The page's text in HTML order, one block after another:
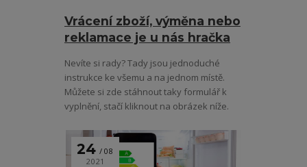
Vrácení zboží, výměna nebo
reklamace je u nás hračka
Nevíte si rady? Tady jsou jednoduché
instrukce ke všemu a na jednom místě.
Můžete si zde stáhnout taky formulář k
vyplnění, stačí kliknout na obrázek níže.
24
08
2021